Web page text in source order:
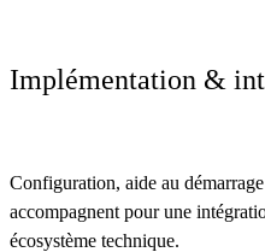
Implémentation &
Configuration, aide au
accompagnent pour une
écosystème technique.